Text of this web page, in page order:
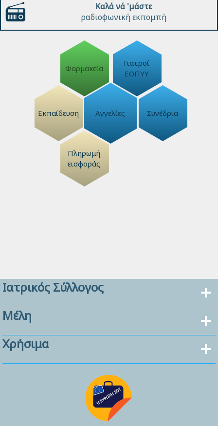
Καλά νά 'μάστε
ραδιοφωνική εκπομπή
Φαρμακεία
Γιατροί
ΕΟΠΥΥ
Εκπαίδευση Αγγελίες Συνέδρια
Πληρωμή
εισφοράς
Ιατρικός Σύλλογος
Μέλη
Χρήσιμα